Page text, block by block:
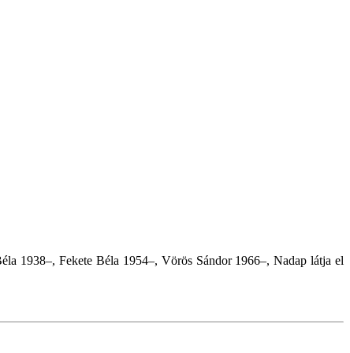
1938–, Fekete Béla 1954–, Vörös Sándor 1966–, Nadap látja el